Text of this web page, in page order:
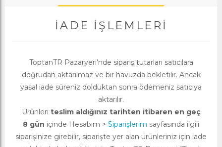
İADE İŞLEMLERI
ToptanTR Pazaryeri’nde sipariş tutarları satıcılara
doğrudan aktarılmaz ve bir havuzda bekletilir. Ancak
yasal iade süreniz dolduktan sonra ödemeniz satıcıya
aktarılır.
Ürünleri teslim aldığınız tarihten itibaren en geç
8 gün içinde Hesabım > Siparişlerim sayfasında ilgili
siparişinize girebilir, siparişte yer alan ürünleriniz için iade